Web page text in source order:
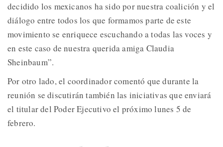
decidido los mexicanos ha sido por nuestra coalición y el
diálogo entre todos los que formamos parte de este
movimiento se enriquece escuchando a todas las voces y
en este caso de nuestra querida amiga Claudia
Sheinbaum”.
Por otro lado, el coordinador comentó que durante la
reunión se discutirán también las iniciativas que enviará
el titular del Poder Ejecutivo el próximo lunes 5 de
febrero.